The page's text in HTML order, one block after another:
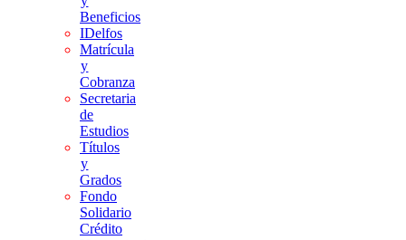
Beneficios
IDelfos
Matrícula
y
Cobranza
Secretaria
de
Estudios
Títulos
y
Grados
Fondo
Solidario
Crédito